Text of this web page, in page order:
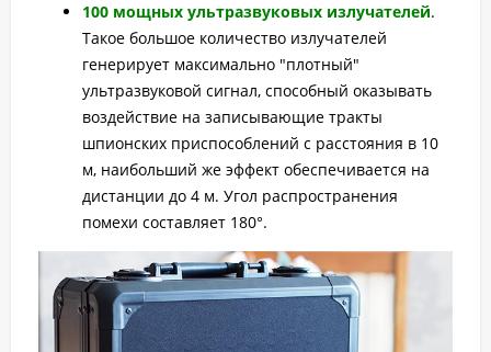
100 мощных ультразвуковых излучателей.
Такое большое количество излучателей
генерирует максимально "плотный"
ультразвуковой сигнал, способный оказывать
воздействие на записывающие тракты
шпионских приспособлений с расстояния в 10
м, наибольший же эффект обеспечивается на
дистанции до 4 м. Угол распространения
помехи составляет 180°.